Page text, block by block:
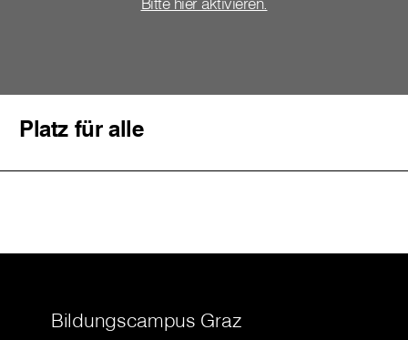
Platz für alle
Bildungscampus Graz